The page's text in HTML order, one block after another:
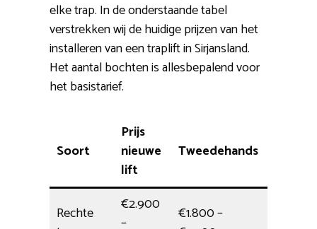
elke trap. In de onderstaande tabel
verstrekken wij de huidige prijzen van het
installeren van een traplift in Sirjansland.
Het aantal bochten is allesbepalend voor
het basistarief.
Soort
Prijs
nieuwe
lift
Tweedehands
Rechte
€2.900
–
€1.800 –